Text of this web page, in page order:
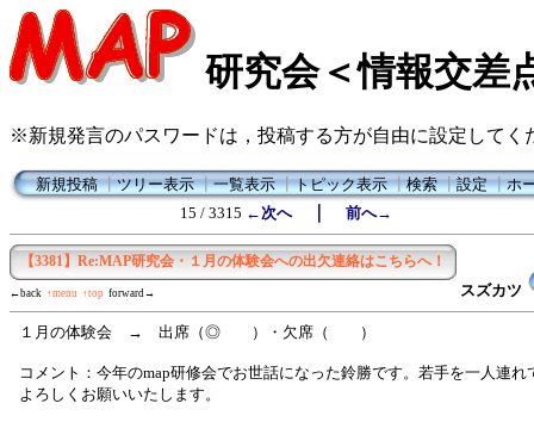
研究会＜情報交差
※新規発言のパスワードは，投稿する方が自由に設定してく
新規投稿┃ツリー表示┃一覧表示┃トピック表示┃検索┃設定┃ホ
15 / 3315 ←次へ｜ 前へ→
【3381】Re:MAP研究会・１月の体験会への出欠連絡はこちらへ！
←back ↑menu ↑top forward→ スズカツ
１月の体験会 → 出席（◎ ）・欠席（ ）
コメント：今年のmap研修会でお世話になった鈴勝です。若手を一人連れ
よろしくお願いいたします。